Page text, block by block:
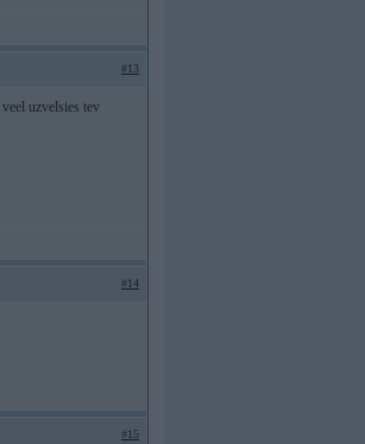
#13
uzvelsies tev
#14
#15